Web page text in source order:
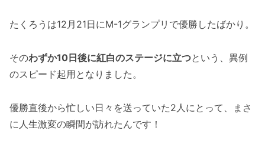
たくろうは12月21日にM-1グランプリで優勝したばかり。
そのわずか10日後に紅白のステージに立つという、異例
のスピード起用となりました。
優勝直後から忙しい日々を送っていた2人にとって、まさ
に人生激変の瞬間が訪れたんです！